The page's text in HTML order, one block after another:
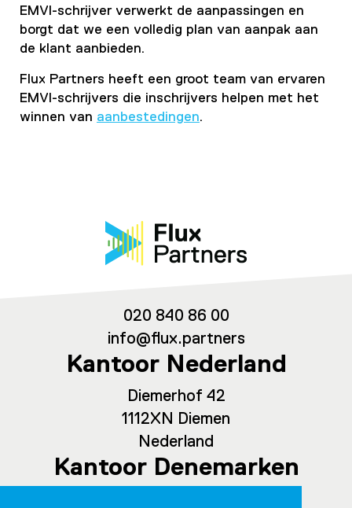
EMVI-schrijver verwerkt de aanpassingen en
borgt dat we een volledig plan van aanpak aan
de klant aanbieden.
Flux Partners heeft een groot team van ervaren
EMVI-schrijvers die inschrijvers helpen met het
winnen van aanbestedingen.
020 840 86 00
info@flux.partners
Kantoor Nederland
Diemerhof 42
1112XN Diemen
Nederland
Kantoor Denemarken